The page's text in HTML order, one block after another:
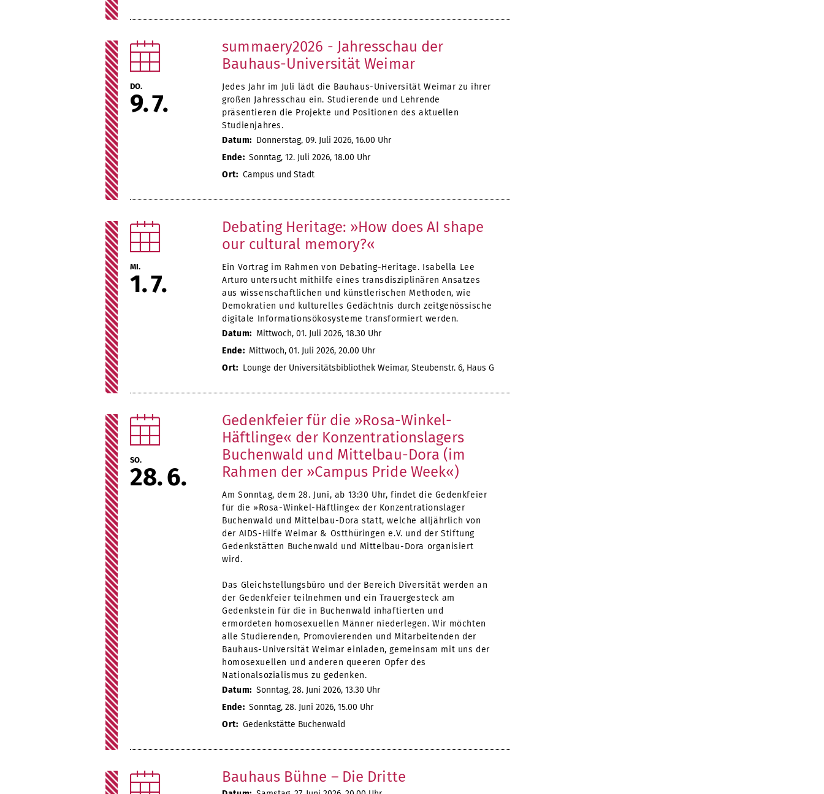
DO.
9 7
summaery2026 - Jahresschau der
Bauhaus-Universität Weimar
Jedes Jahr im Juli lädt die Bauhaus-Universität Weimar zu ihrer
großen Jahresschau ein. Studierende und Lehrende
präsentieren die Projekte und Positionen des aktuellen
Studienjahres.
Datum: Donnerstag, 09. Juli 2026, 16.00 Uhr
Ende: Sonntag, 12. Juli 2026, 18.00 Uhr
Ort: Campus und Stadt
MI.
1 7
Debating Heritage: »How does AI shape
our cultural memory?«
Ein Vortrag im Rahmen von Debating-Heritage. Isabella Lee
Arturo untersucht mithilfe eines transdisziplinären Ansatzes
aus wissenschaftlichen und künstlerischen Methoden, wie
Demokratien und kulturelles Gedächtnis durch zeitgenössische
digitale Informationsökosysteme transformiert werden.
Datum: Mittwoch, 01. Juli 2026, 18.30 Uhr
Ende: Mittwoch, 01. Juli 2026, 20.00 Uhr
Ort: Lounge der Universitätsbibliothek Weimar, Steubenstr. 6, Haus G
SO.
28 6
Gedenkfeier für die »Rosa-Winkel-
Häftlinge« der Konzentrationslagers
Buchenwald und Mittelbau-Dora (im
Rahmen der »Campus Pride Week«)
Am Sonntag, dem 28. Juni, ab 13:30 Uhr, findet die Gedenkfeier
für die »Rosa-Winkel-Häftlinge« der Konzentrationslager
Buchenwald und Mittelbau-Dora statt, welche alljährlich von
der AIDS-Hilfe Weimar & Ostthüringen e.V. und der Stiftung
Gedenkstätten Buchenwald und Mittelbau-Dora organisiert
wird.
Das Gleichstellungsbüro und der Bereich Diversität werden an
der Gedenkfeier teilnehmen und ein Trauergesteck am
Gedenkstein für die in Buchenwald inhaftierten und
ermordeten homosexuellen Männer niederlegen. Wir möchten
alle Studierenden, Promovierenden und Mitarbeitenden der
Bauhaus-Universität Weimar einladen, gemeinsam mit uns der
homosexuellen und anderen queeren Opfer des
Nationalsozialismus zu gedenken.
Datum: Sonntag, 28. Juni 2026, 13.30 Uhr
Ende: Sonntag, 28. Juni 2026, 15.00 Uhr
Ort: Gedenkstätte Buchenwald
Bauhaus Bühne – Die Dritte